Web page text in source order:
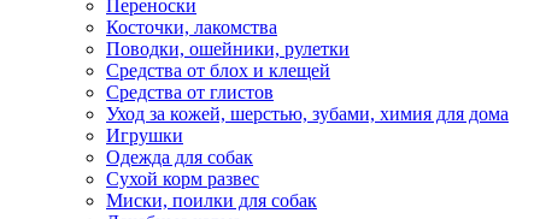
Переноски
Косточки, лакомства
Поводки, ошейники, рулетки
Средства от блох и клещей
Средства от глистов
Уход за кожей, шерстью, зубами, химия для дома
Игрушки
Одежда для собак
Сухой корм развес
Миски, поилки для собак